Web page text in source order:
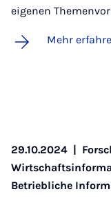
eigenen
Mehr
29.10.2024 |
Betriebliche